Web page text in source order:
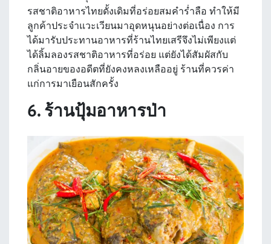
รสชาติอาหารไทยดั้งเดิมที่อร่อยสมคำร่ำลือ ทำให้มี
ลูกค้าประจำแวะเวียนมาอุดหนุนอย่างต่อเนื่อง การ
ได้มารับประทานอาหารที่ร้านไทยเสรีจึงไม่เพียงแต่
ได้ลิ้มลองรสชาติอาหารที่อร่อย แต่ยังได้สัมผัสกับ
กลิ่นอายของอดีตที่ยังคงหลงเหลืออยู่ ร้านที่ควรค่า
แก่การมาเยือนสักครั้ง
6. ร้านปุ้มอาหารป่า